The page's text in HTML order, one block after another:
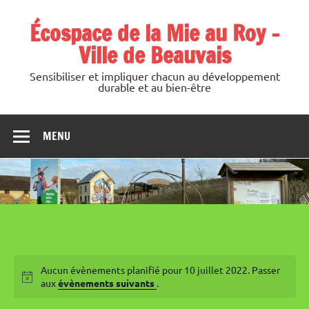
contentÉcospace de la Mie au Roy –
Ville de Beauvais
Sensibiliser et impliquer chacun au développement
durable et au bien-être
MENU
Aucun évènements planifié pour 10 juillet 2022. Passer
auxévènements suivants .